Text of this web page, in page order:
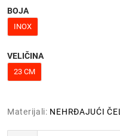
BOJA
INOX
VELIČINA
23 CM
Materijali: NEHRĐAJUĆI